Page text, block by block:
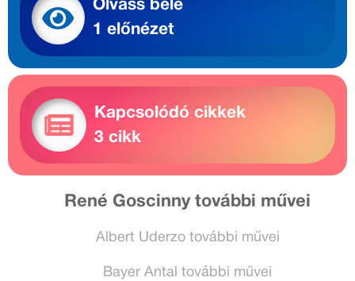
Olvass bele
1 előnézet
Kapcsolódó cikkek
3 cikk
René Goscinny további művei
Albert Uderzo további művei
Bayer Antal további művei